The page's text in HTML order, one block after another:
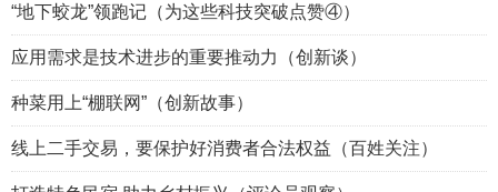
“地下蛟龙”领跑记（为这些科技突破点赞④）
应用需求是技术进步的重要推动力（创新谈）
种菜用上“棚联网”（创新故事）
线上二手交易，要保护好消费者合法权益（百姓关注）